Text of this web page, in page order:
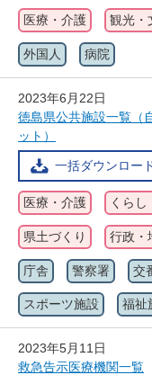
医療・介護 観光・
外国人 病院
2023年6月22日
徳島県公共施設一覧（
ット）
一括ダウンロー
医療・介護 くらし
県土づくり 行政・
庁舎 警察署 交
スポーツ施設 福祉
2023年5月11日
救急告示医療機関一覧